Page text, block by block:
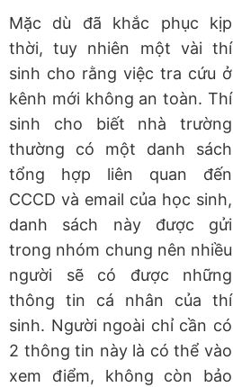
Mặc dù đã khắc phục kịp
thời, tuy nhiên một vài thí
sinh cho rằng việc tra cứu ở
kênh mới không an toàn. Thí
sinh cho biết nhà trường
thường có một danh sách
tổng hợp liên quan đến
CCCD và email của học sinh,
danh sách này được gửi
trong nhóm chung nên nhiều
người sẽ có được những
thông tin cá nhân của thí
sinh. Người ngoài chỉ cần có
2 thông tin này là có thể vào
xem điểm, không còn bảo